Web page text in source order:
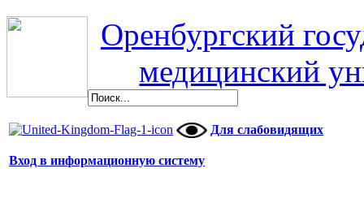
Оренбургский
медицинский
Для слабовидящих
Вход в информационную систему